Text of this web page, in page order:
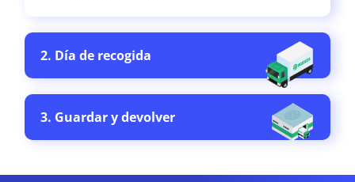
2. Día de recogida
3. Guardar y devolver